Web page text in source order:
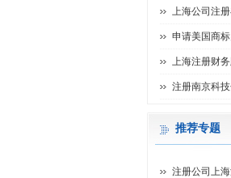
上海公司注
申请美国商
上海注册财
注册南京科
推荐专题
注册公司上